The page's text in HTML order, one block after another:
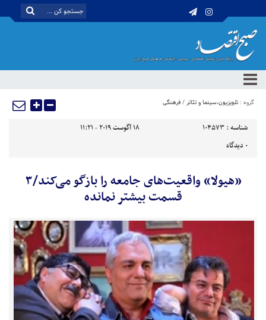
گروه : تلویزیون،سینما و تئاتر/فرهنگی
شناسه : 104573
18 آگوست 2019 - 11:21
0 دیدگاه
«هیولا» واقعیت‌های جامعه را بازگو می‌کند/۳
قسمت بیشتر نمانده